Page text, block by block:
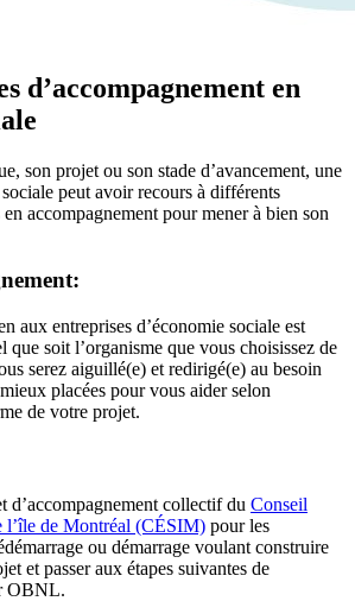
d’accompagnement en
son projet ou son stade d’avancement, une
peut avoir recours à différents
accompagnement pour mener à bien son
aux entreprises d’économie sociale est
que soit l’organisme que vous choisissez de
serez aiguillé(e) et redirigé(e) au besoin
placées pour vous aider selon
de votre projet.
d’accompagnement collectif du Conseil
l’île de Montréal (CÉSIM) pour les
ou démarrage voulant construire
et passer aux étapes suivantes de
OBNL.